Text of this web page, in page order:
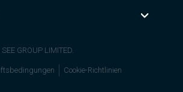
GROUP LIMITED.
Cookie-Richtlinien